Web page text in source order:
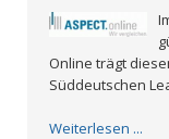
Online trägt
Süddeutschen
Weiterlesen ...